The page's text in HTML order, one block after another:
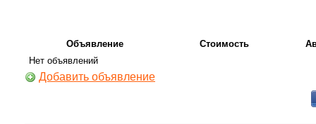
Объявление Стоимость
Нет объявлений
Добавить объявление